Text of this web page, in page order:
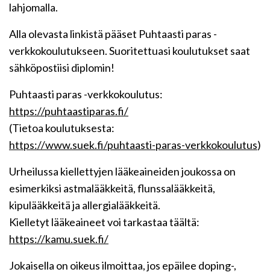
lahjomalla.
Alla olevasta linkistä pääset Puhtaasti paras -
verkkokoulutukseen. Suoritettuasi koulutukset saat
sähköpostiisi diplomin!
Puhtaasti paras -verkkokoulutus:
https://puhtaastiparas.fi/
(Tietoa koulutuksesta:
https://www.suek.fi/puhtaasti-paras-verkkokoulutus)
Urheilussa kiellettyjen lääkeaineiden joukossa on
esimerkiksi astmalääkkeitä, flunssalääkkeitä,
kipulääkkeitä ja allergialääkkeitä.
Kielletyt lääkeaineet voi tarkastaa täältä:
https://kamu.suek.fi/
Jokaisella on oikeus ilmoittaa, jos epäilee doping-,